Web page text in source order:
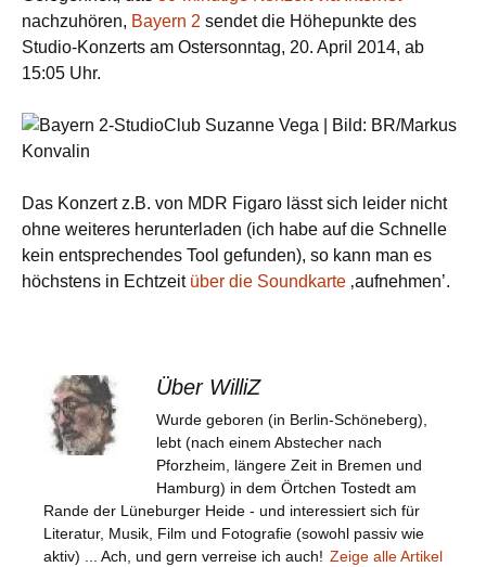
nachzuhören, Bayern 2 sendet die Höhepunkte des
Studio-Konzerts am Ostersonntag, 20. April 2014, ab
15:05 Uhr.
Das Konzert z.B. von MDR Figaro lässt sich leider nicht
ohne weiteres herunterladen (ich habe auf die Schnelle
kein entsprechendes Tool gefunden), so kann man es
höchstens in Echtzeit über die Soundkarte ‚aufnehmen’.
Über WilliZ
Wurde geboren (in Berlin-Schöneberg),
lebt (nach einem Abstecher nach
Pforzheim, längere Zeit in Bremen und
Hamburg) in dem Örtchen Tostedt am
Rande der Lüneburger Heide - und interessiert sich für
Literatur, Musik, Film und Fotografie (sowohl passiv wie
aktiv) ... Ach, und gern verreise ich auch! Zeige alle Artikel